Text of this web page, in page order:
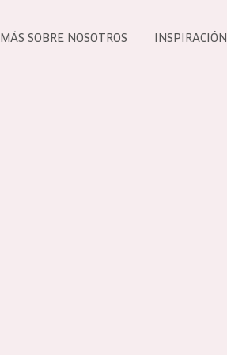
MÁS SOBRE NOSOTROS INSPIRACIÓN